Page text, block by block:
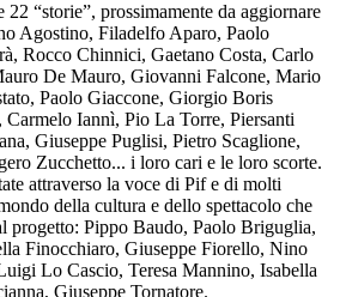
22 “storie”, prossimamente da aggiornare
Agostino, Filadelfo Aparo, Paolo
Rocco Chinnici, Gaetano Costa, Carlo
De Mauro, Giovanni Falcone, Mario
Paolo Giaccone, Giorgio Boris
Iannì, Pio La Torre, Piersanti
Giuseppe Puglisi, Pietro Scaglione,
Zucchetto... i loro cari e le loro scorte.
attraverso la voce di Pif e di molti
della cultura e dello spettacolo che
progetto: Pippo Baudo, Paolo Briguglia,
Finocchiaro, Giuseppe Fiorello, Nino
Lo Cascio, Teresa Mannino, Isabella
Giuseppe Tornatore.